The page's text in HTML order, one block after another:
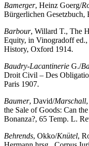
Bamerger, Heinz Goerg/
Bürgerlichen
Barbour, Willard T., The
Equity, in Vinogradoff
History, Oxford 1914.
Baudry-Lacantinerie G./
Droit Civil – Des
Paris 1907.
Baumer, David/Marschall
the Sale of Goods: Can
Bonanza?, 65 Temp. L.
Behrends, Okko/Knütel,